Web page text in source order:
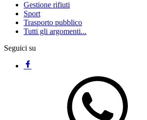
Gestione rifiuti
Sport
Trasporto pubblico
Tutti gli argomenti...
Seguici su